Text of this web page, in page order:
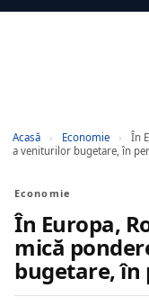
Acasă › Economie ›
În
a veniturilor bugetare, în
Economie
În Europa,
mică
bugetare, în